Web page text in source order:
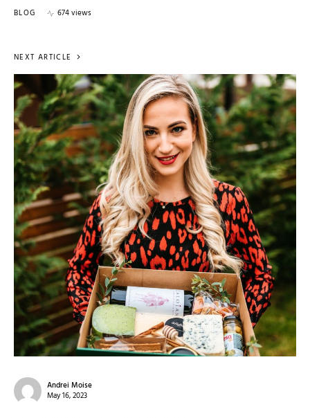
BLOG 674 views
NEXT ARTICLE
Andrei Moise
May 16, 2023